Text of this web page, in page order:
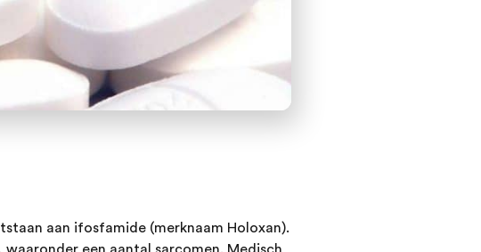
aan ifosfamide (merknaam Holoxan).